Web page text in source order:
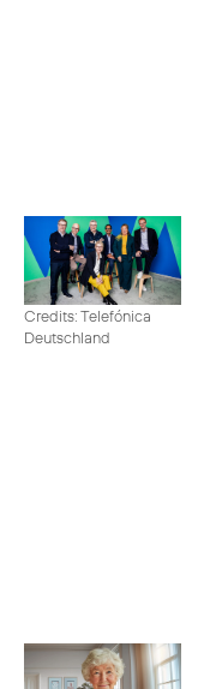
Credits: Telefónica
Deutschland